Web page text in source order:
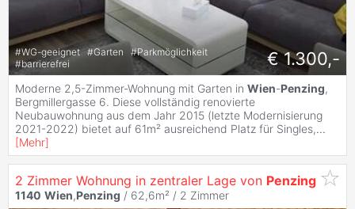
#WG-geeignet #Garten #Parkmöglichkeit
#barrierefrei € 1.300,-
Moderne 2,5-Zimmer-Wohnung mit Garten in Wien-Penzing,
Bergmillergasse 6. Diese vollständig renovierte
Neubauwohnung aus dem Jahr 2015 (letzte Modernisierung
2021-2022) bietet auf 61m² ausreichend Platz für Singles,...
[Mehr]
2 Zimmer Wohnung in zentraler Lage von Penzing
1140 Wien,Penzing / 62,6m² / 2 Zimmer